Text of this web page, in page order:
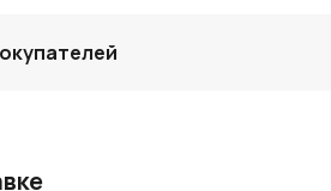
декор интерьера, подарок